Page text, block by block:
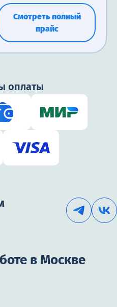
Смотреть полный
прайс
оплаты
в Москве